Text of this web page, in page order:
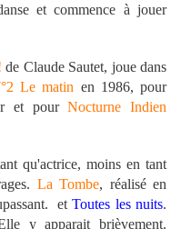
et commence à jouer
de Claude Sautet, joue dans
Le matin en 1986, pour
et pourNocturne Indien
qu'actrice, moins en tant
La Tombe, réalisé en
etToutes les nuits.
y apparait brièvement.